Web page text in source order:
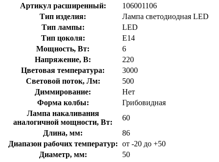
Артикул расширенный:
106001106
Тип изделия:
Лампа светодиодная LED
Тип лампы:
LED
Тип цоколя:
E14
Мощность, Вт:
6
Напряжение, В:
220
Цветовая температура:
3000
Световой поток, Лм:
500
Диммирование:
Нет
Форма колбы:
Грибовидная
Лампа накаливания
аналогичной мощности, Вт:
60
Длина, мм:
86
Диапазон рабочих температур: от -20 до +50
Диаметр, мм:
50